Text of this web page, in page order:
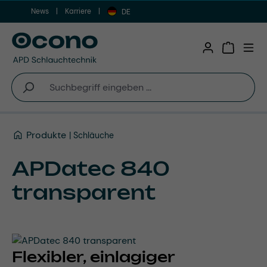
Zum Hauptinhalt springen
News Karriere DE
Produkte Schläuche
APDatec 840
transparent
Flexibler, einlagiger